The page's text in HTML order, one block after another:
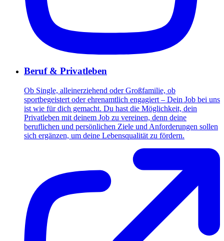
Beruf & Privatleben
Ob Single, alleinerziehend oder Großfamilie, ob
sportbegeistert oder ehrenamtlich engagiert – Dein Job bei uns
ist wie für dich gemacht. Du hast die Möglichkeit, dein
Privatleben mit deinem Job zu vereinen, denn deine
beruflichen und persönlichen Ziele und Anforderungen sollen
sich ergänzen, um deine Lebensqualität zu fördern.